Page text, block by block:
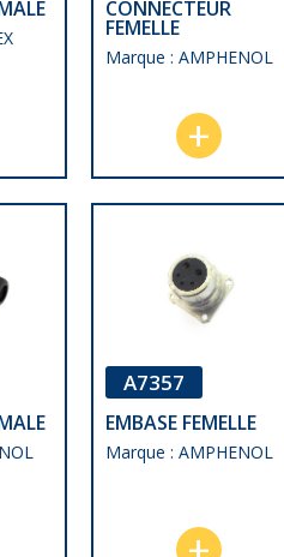
CONNECTEUR
FEMELLE
Marque : AMPHENOL
A7357
EMBASE FEMELLE
Marque : AMPHENOL